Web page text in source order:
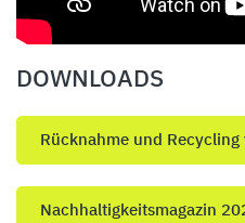
DOWNLOADS
Rücknahme und Recycling
Nachhaltigkeitsmagazin